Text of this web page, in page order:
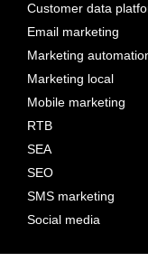
Customer data
Email marketing
Marketing
Marketing local
Mobile marketing
RTB
SEA
SEO
SMS marketing
Social media